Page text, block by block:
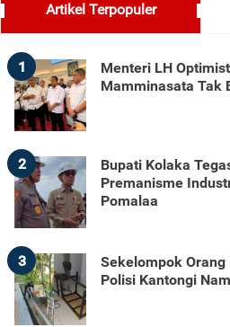
Artikel Terpopuler
1
Menteri LH
Mamminasata Tak
2
Bupati Kolaka
Premanisme
Pomalaa
3
Sekelompok Orang
Polisi Kantongi